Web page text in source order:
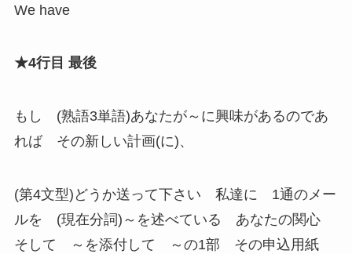
We have
★4行目 最後
もし (熟語3単語)あなたが～に興味があるのであ
れば その新しい計画(に)、
(第4文型)どうか送って下さい 私達に 1通のメー
ルを (現在分詞)～を述べている あなたの関心
そして ～を添付して ～の1部 その申込用紙